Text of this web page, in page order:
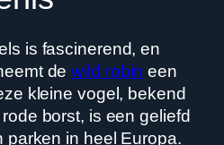
is fascinerend, en
dewild robin een
kleine vogel, bekend
borst, is een geliefd
parken in heel Europa.